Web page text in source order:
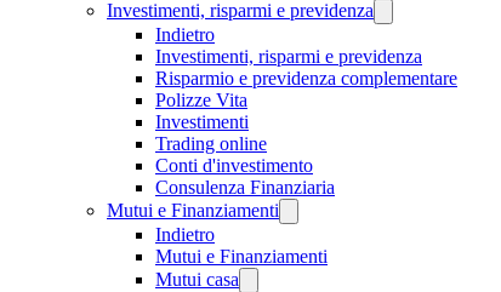
Investimenti, risparmi e previdenza
Indietro
Investimenti, risparmi e previdenza
Risparmio e previdenza complementare
Polizze Vita
Investimenti
Trading online
Conti d'investimento
Consulenza Finanziaria
Mutui e Finanziamenti
Indietro
Mutui e Finanziamenti
Mutui casa